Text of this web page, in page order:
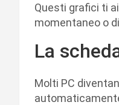
Questi grafici ti
momentaneo o
La
Molti PC